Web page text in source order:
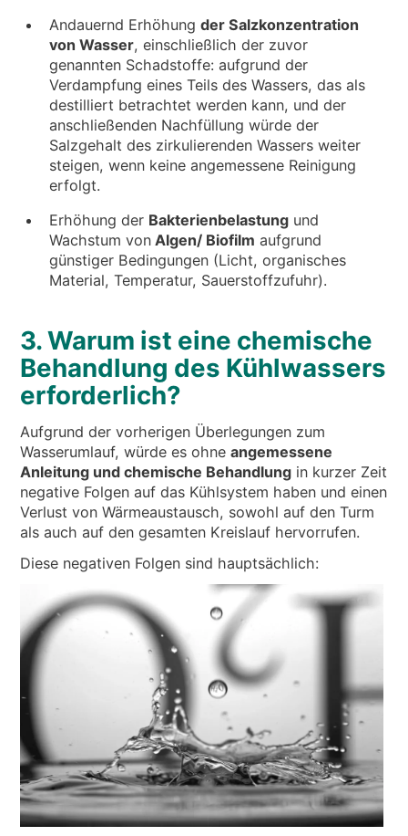
Andauernd Erhöhungder Salzkonzentration
von Wasser, einschließlich der zuvor
genannten Schadstoffe: aufgrund der
Verdampfung eines Teils des Wassers, das als
destilliert betrachtet werden kann, und der
anschließenden Nachfüllung würde der
Salzgehalt des zirkulierenden Wassers weiter
steigen, wenn keine angemessene Reinigung
erfolgt.
Erhöhung der Bakterienbelastung und
Wachstum von Algen/ Biofilm aufgrund
günstiger Bedingungen (Licht, organisches
Material, Temperatur, Sauerstoffzufuhr).
3. Warum ist eine chemische
Behandlung des Kühlwassers
erforderlich?
Aufgrund der vorherigen Überlegungen zum
Wasserumlauf, würde es ohneangemessene
Anleitung und chemische Behandlung in kurzer Zeit
negative Folgen auf das Kühlsystem haben und einen
Verlust von Wärmeaustausch, sowohl auf den Turm
als auch auf den gesamten Kreislauf hervorrufen.
Diese negativen Folgen sind hauptsächlich: